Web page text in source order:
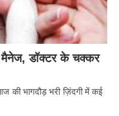
डॉक्टर के चक्कर
भागदौड़ भरी ज़िंदगी में कई